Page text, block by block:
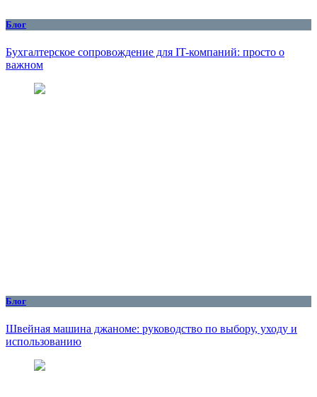
Блог
Бухгалтерское сопровождение для IT-компаний: просто о
важном
Блог
Швейная машина джаноме: руководство по выбору, уходу и
использованию